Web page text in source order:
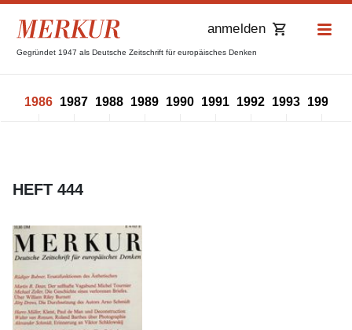
Gegründet 1947 als Deutsche Zeitschrift für europäisches Denken
anmelden
1986 1987 1988 1989 1990 1991 1992 1993 1994
HEFT 444